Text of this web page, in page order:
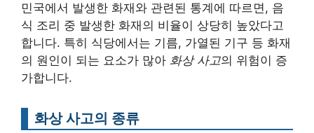
민국에서 발생한 화재와 관련된 통계에 따르면, 음
식 조리 중 발생한 화재의 비율이 상당히 높았다고
합니다. 특히 식당에서는 기름, 가열된 기구 등 화재
의 원인이 되는 요소가 많아 화상 사고의 위험이 증
가합니다.
화상 사고의 종류